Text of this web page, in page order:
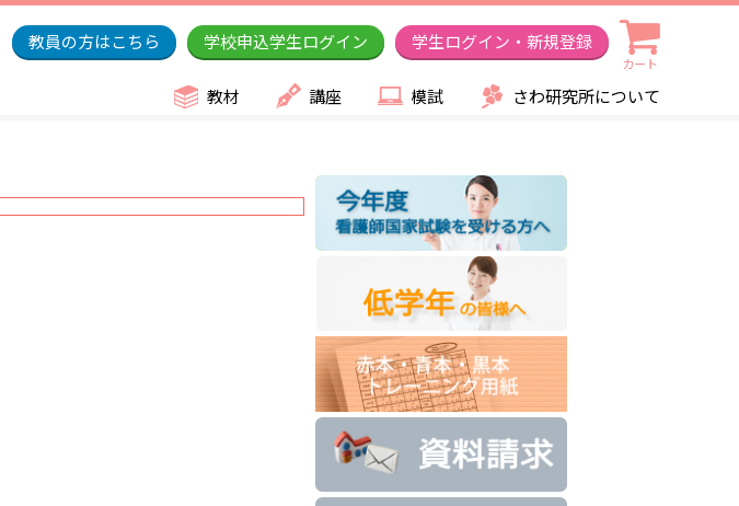
教員の方はこちら 学校申込学生ログイン 学生ログイン・新規登録
カート
教材 講座 模試 さわ研究所について